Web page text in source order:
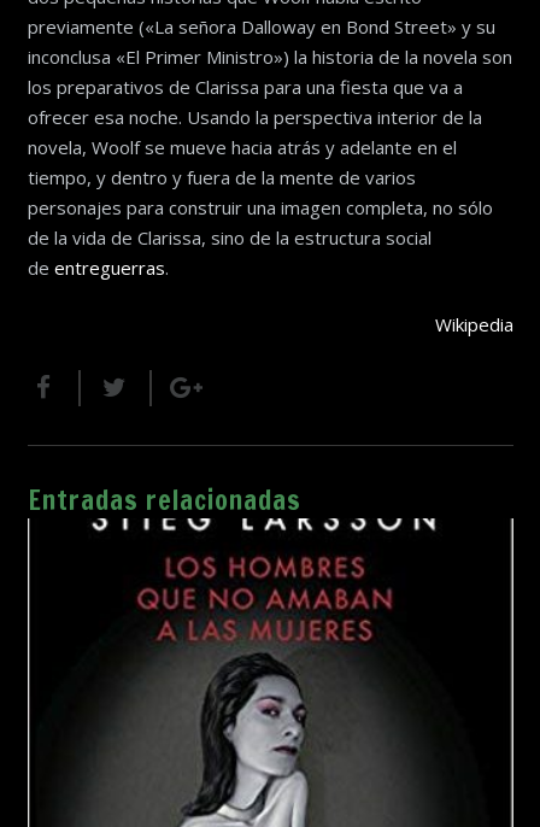
previamente («La señora Dalloway en Bond Street» y su
inconclusa «El Primer Ministro») la historia de la novela son
los preparativos de Clarissa para una fiesta que va a
ofrecer esa noche. Usando la perspectiva interior de la
novela, Woolf se mueve hacia atrás y adelante en el
tiempo, y dentro y fuera de la mente de varios
personajes para construir una imagen completa, no sólo
de la vida de Clarissa, sino de la estructura social
de entreguerras.
Wikipedia
Entradas relacionadas